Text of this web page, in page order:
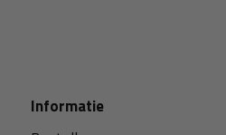
Informatie